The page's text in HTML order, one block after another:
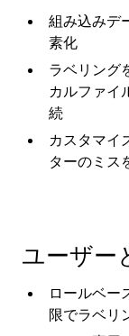
組み込みデ
素化
ラベリング
カルファイ
続
カスタマイ
ターのミス
ユーザー
ロールベー
限でラベリ